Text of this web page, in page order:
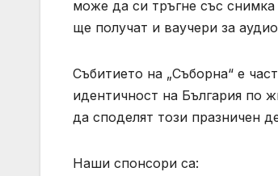
може да си тръгне със
ще получат и ваучери за
Събитието на „Съборна“ е
идентичност на България по
да споделят този празничен
Наши спонсори са: